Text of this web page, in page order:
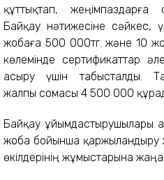
құттықтап, жеңімпаздарға
Байқау нәтижесіне сәйкес,
жобаға 500 000тг. және 10
көлемінде сертификаттар
асыру үшін табысталды.
жалпы сомасы 4 500 000
Байқау ұйымдастырушылары
жоба бойынша қаржыландыру
өкілдерінің жұмыстарына